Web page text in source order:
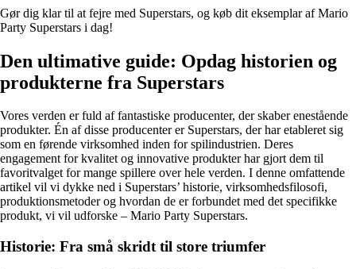
Gør dig klar til at fejre med Superstars, og køb dit eksemplar af Mario
Party Superstars i dag!
Den ultimative guide: Opdag historien og
produkterne fra Superstars
Vores verden er fuld af fantastiske producenter, der skaber enestående
produkter. Én af disse producenter er Superstars, der har etableret sig
som en førende virksomhed inden for spilindustrien. Deres
engagement for kvalitet og innovative produkter har gjort dem til
favoritvalget for mange spillere over hele verden. I denne omfattende
artikel vil vi dykke ned i Superstars’ historie, virksomhedsfilosofi,
produktionsmetoder og hvordan de er forbundet med det specifikke
produkt, vi vil udforske – Mario Party Superstars.
Historie: Fra små skridt til store triumfer